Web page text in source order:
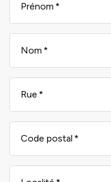
Prénom
Nom
Rue
Code postal